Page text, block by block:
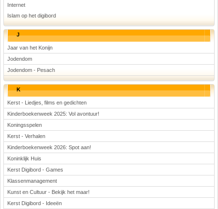
Internet
Islam op het digibord
J
Jaar van het Konijn
Jodendom
Jodendom - Pesach
K
Kerst - Liedjes, films en gedichten
Kinderboekenweek 2025: Vol avontuur!
Koningsspelen
Kerst - Verhalen
Kinderboekenweek 2026: Spot aan!
Koninklijk Huis
Kerst Digibord - Games
Klassenmanagement
Kunst en Cultuur - Bekijk het maar!
Kerst Digibord - Ideeën